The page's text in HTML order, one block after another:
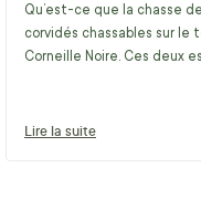
Qu’est-ce que la chasse
corvidés chassables sur le
Corneille Noire. Ces deux
Lire la suite